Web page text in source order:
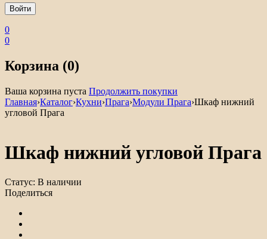
0
0
Корзина (0)
Ваша корзина пуста Продолжить покупки
Главная›Каталог›Кухни›Прага›Модули Прага›Шкаф нижний
угловой Прага
Шкаф нижний угловой Прага
Статус: В наличии
Поделиться